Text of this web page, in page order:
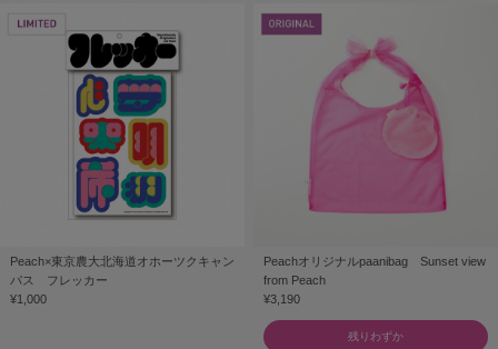
Peach×東京農大北海道オホーツクキャン
パス フレッカー
¥1,000
Peachオリジナルpaanibag Sunset view
from Peach
¥3,190
残りわずか